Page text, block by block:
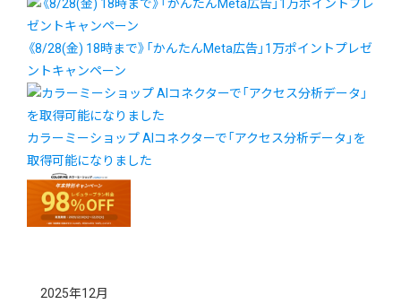
《8/28(金) 18時まで》「かんたんMeta広告」1万ポイントプレゼ
ントキャンペーン
カラーミーショップ AIコネクターで「アクセス分析データ」を
取得可能になりました
2025年12月